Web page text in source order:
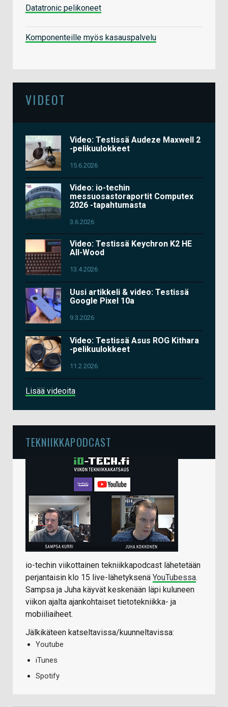
Datatronic pelikoneet
Komponenteille myös kasauspalvelu
VIDEOT
Video: Testissä Audeze Maxwell 2
-pelikuulokkeet
15.6.2026
Video: io-techin
messuosastoraportit Computex
2026 -tapahtumasta
3.6.2026
Video: Testissä Keychron K2 HE
All-Wood
13.4.2026
Uusi artikkeli & video: Testissä
Google Pixel 10a
9.3.2026
Video: Testissä Asus ROG Kithara
-pelikuulokkeet
11.2.2026
Lisää videoita
TEKNIIKKAPODCAST
io-techin viikottainen tekniikkapodcast lähetetään
perjantaisin klo 15 live-lähetyksenä YouTubessa.
Sampsa ja Juha käyvät keskenään läpi kuluneen
viikon ajalta ajankohtaiset tietotekniikka- ja
mobiiliaiheet.
Jälkikäteen katseltavissa/kuunneltavissa:
Youtube
iTunes
Spotify